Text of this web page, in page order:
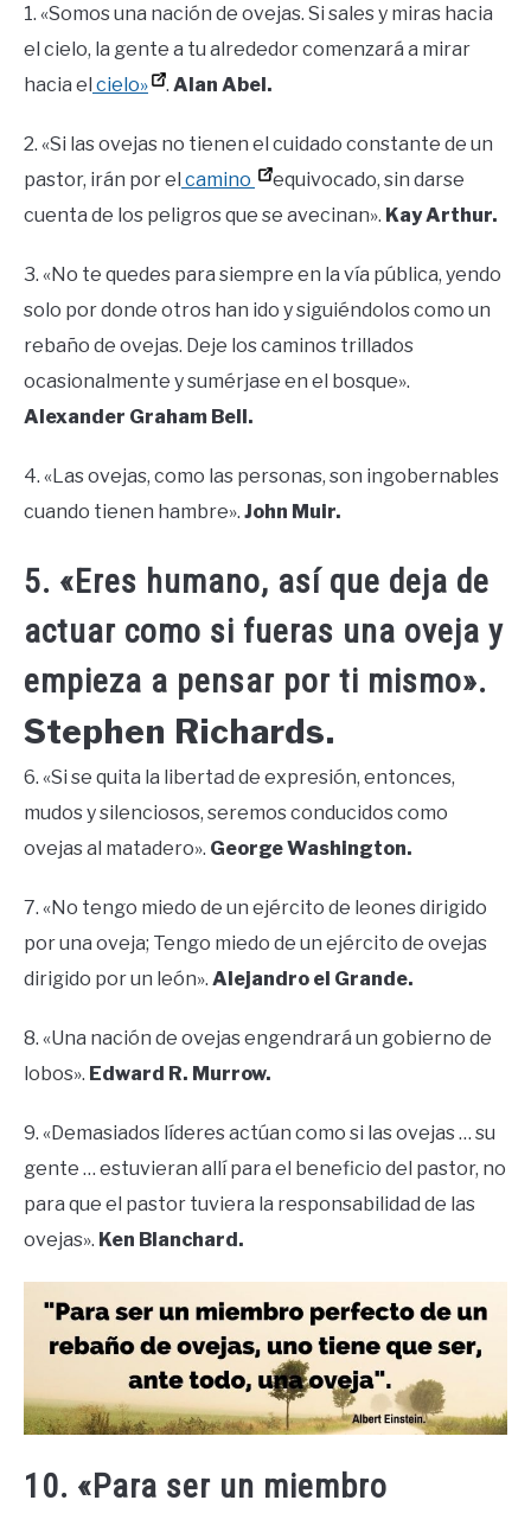
1. «Somos una nación de ovejas. Si sales y miras hacia
el cielo, la gente a tu alrededor comenzará a mirar
hacia el cielo» . Alan Abel.
2. «Si las ovejas no tienen el cuidado constante de un
pastor, irán por el camino
equivocado, sin darse
cuenta de los peligros que se avecinan». Kay Arthur.
3. «No te quedes para siempre en la vía pública, yendo
solo por donde otros han ido y siguiéndolos como un
rebaño de ovejas. Deje los caminos trillados
ocasionalmente y sumérjase en el bosque».
Alexander Graham Bell.
4. «Las ovejas, como las personas, son ingobernables
cuando tienen hambre». John Muir.
5. «Eres humano, así que deja de
actuar como si fueras una oveja y
empieza a pensar por ti mismo».
Stephen Richards.
6. «Si se quita la libertad de expresión, entonces,
mudos y silenciosos, seremos conducidos como
ovejas al matadero». George Washington.
7. «No tengo miedo de un ejército de leones dirigido
por una oveja; Tengo miedo de un ejército de ovejas
dirigido por un león». Alejandro el Grande.
8. «Una nación de ovejas engendrará un gobierno de
lobos». Edward R. Murrow.
9. «Demasiados líderes actúan como si las ovejas … su
gente … estuvieran allí para el beneficio del pastor, no
para que el pastor tuviera la responsabilidad de las
ovejas». Ken Blanchard.
10. «Para ser un miembro